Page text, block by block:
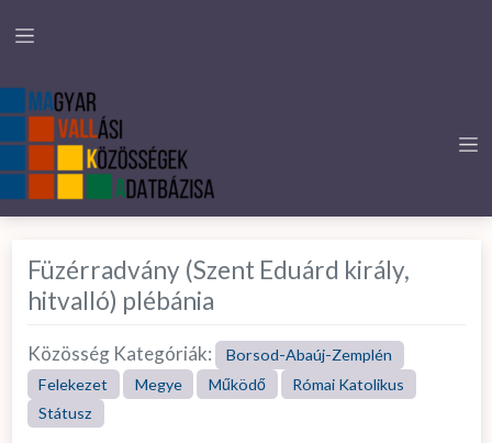
Füzérradvány (Szent Eduárd király,
hitvalló) plébánia
Közösség Kategóriák:
Borsod-Abaúj-Zemplén
Felekezet
Megye Működő
Római Katolikus
Státusz